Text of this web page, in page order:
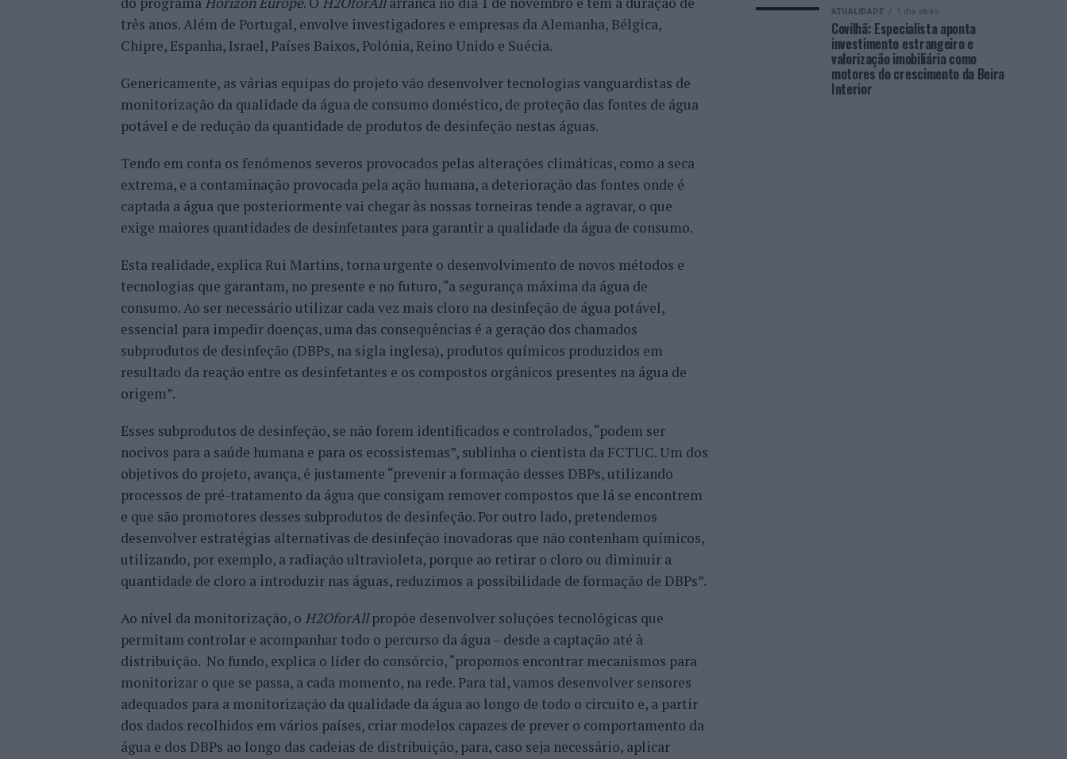
três anos. Além de Portugal, envolve investigadores e empresas da Alemanha, Bélgica,
Chipre, Espanha, Israel, Países Baixos, Polónia, Reino Unido e Suécia.
Genericamente, as várias equipas do projeto vão desenvolver tecnologias vanguardistas de
monitorização da qualidade da água de consumo doméstico, de proteção das fontes de água
potável e de redução da quantidade de produtos de desinfeção nestas águas.
Tendo em conta os fenómenos severos provocados pelas alterações climáticas, como a seca
extrema, e a contaminação provocada pela ação humana, a deterioração das fontes onde é
captada a água que posteriormente vai chegar às nossas torneiras tende a agravar, o que
exige maiores quantidades de desinfetantes para garantir a qualidade da água de consumo.
Esta realidade, explica Rui Martins, torna urgente o desenvolvimento de novos métodos e
tecnologias que garantam, no presente e no futuro, “a segurança máxima da água de
consumo. Ao ser necessário utilizar cada vez mais cloro na desinfeção de água potável,
essencial para impedir doenças, uma das consequências é a geração dos chamados
subprodutos de desinfeção (DBPs, na sigla inglesa), produtos químicos produzidos em
resultado da reação entre os desinfetantes e os compostos orgânicos presentes na água de
origem”.
Esses subprodutos de desinfeção, se não forem identificados e controlados, “podem ser
nocivos para a saúde humana e para os ecossistemas”, sublinha o cientista da FCTUC. Um dos
objetivos do projeto, avança, é justamente “prevenir a formação desses DBPs, utilizando
processos de pré-tratamento da água que consigam remover compostos que lá se encontrem
e que são promotores desses subprodutos de desinfeção. Por outro lado, pretendemos
desenvolver estratégias alternativas de desinfeção inovadoras que não contenham químicos,
utilizando, por exemplo, a radiação ultravioleta, porque ao retirar o cloro ou diminuir a
quantidade de cloro a introduzir nas águas, reduzimos a possibilidade de formação de DBPs”.
Ao nível da monitorização, o H2OforAllpropõe desenvolver soluções tecnológicas que
permitam controlar e acompanhar todo o percurso da água – desde a captação até à
distribuição. No fundo, explica o líder do consórcio, “propomos encontrar mecanismos para
monitorizar o que se passa, a cada momento, na rede. Para tal, vamos desenvolver sensores
adequados para a monitorização da qualidade da água ao longo de todo o circuito e, a partir
dos dados recolhidos em vários países, criar modelos capazes de prever o comportamento da
água e dos DBPs ao longo das cadeias de distribuição, para, caso seja necessário, aplicar
ATUALIDADE 1 dia atrás
Covilhã: Especialista aponta
investimento estrangeiro e
valorização imobiliária como
motores do crescimento da Beira
Interior